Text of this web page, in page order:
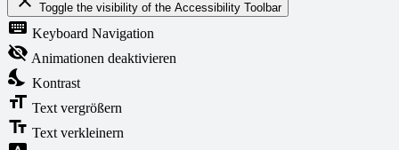
Toggle the visibility of the Accessibility Toolbar
keyboard Keyboard Navigation
visibility_off Animationen deaktivieren
nights_stay Kontrast
format_size Text vergrößern
text_fields Text verkleinern